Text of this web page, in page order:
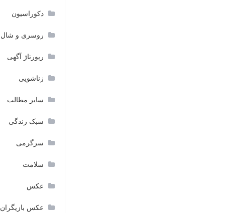
دکوراسیون
روسری و شال
رپورتاژ آگهی
زناشویی
سایر مطالب
سبک زندگی
سرگرمی
سلامت
عکس
عکس بازیگران